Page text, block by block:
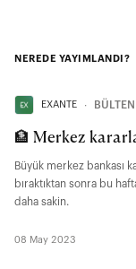
NEREDE YAYIMLANDI?
EXANTE ∙
🏦 Merkez
Büyük merkez bankası
bıraktıktan sonra bu
daha sakin.
08 May 2023